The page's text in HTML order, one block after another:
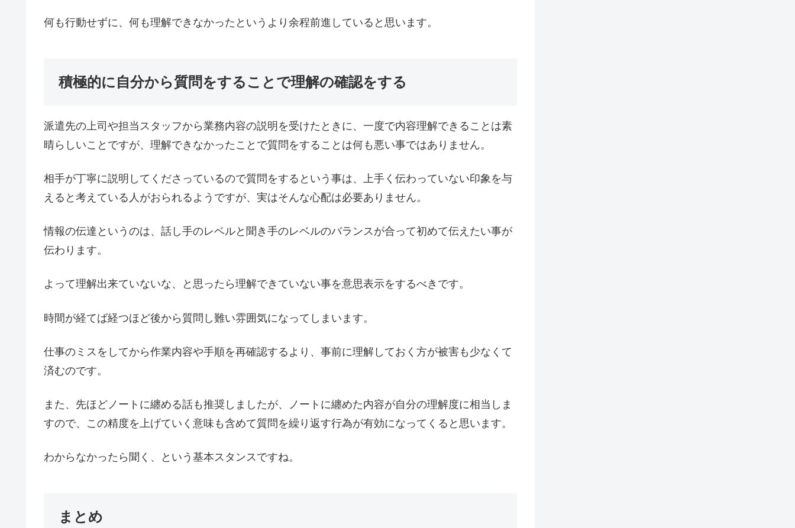
何も行動せずに、何も理解できなかったというより余程前進していると思います。
積極的に自分から質問をすることで理解の確認をする
派遣先の上司や担当スタッフから業務内容の説明を受けたときに、一度で内容理解できることは素
晴らしいことですが、理解できなかったことで質問をすることは何も悪い事ではありません。
相手が丁寧に説明してくださっているので質問をするという事は、上手く伝わっていない印象を与
えると考えている人がおられるようですが、実はそんな心配は必要ありません。
情報の伝達というのは、話し手のレベルと聞き手のレベルのバランスが合って初めて伝えたい事が
伝わります。
よって理解出来ていないな、と思ったら理解できていない事を意思表示をするべきです。
時間が経てば経つほど後から質問し難い雰囲気になってしまいます。
仕事のミスをしてから作業内容や手順を再確認するより、事前に理解しておく方が被害も少なくて
済むのです。
また、先ほどノートに纏める話も推奨しましたが、ノートに纏めた内容が自分の理解度に相当しま
すので、この精度を上げていく意味も含めて質問を繰り返す行為が有効になってくると思います。
わからなかったら聞く、という基本スタンスですね。
まとめ